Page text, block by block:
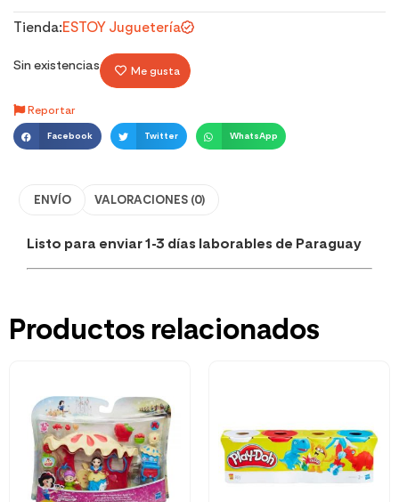
Tienda:ESTOY Juguetería
Sin existencias Me gusta
Reportar
Facebook Twitter WhatsApp
ENVÍO VALORACIONES (0)
Listo para enviar 1-3 días laborables de Paraguay
Productos relacionados